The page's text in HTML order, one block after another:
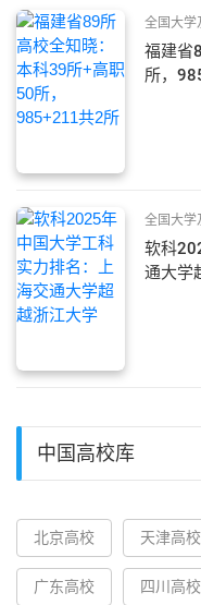
全国大学
福建省
所，
全国大学
软科
通大学
中国高校库
北京高校 天津高校
广东高校 四川高校